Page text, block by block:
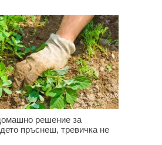
решение за
пръснеш, тревичка не